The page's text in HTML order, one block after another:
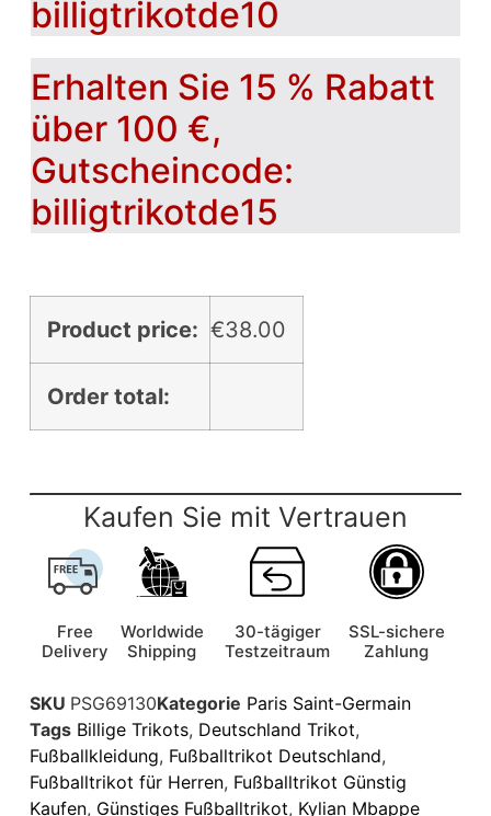
billigtrikotde10
Erhalten Sie 15 % Rabatt
über 100 €,
Gutscheincode:
billigtrikotde15
Product price: €38.00
Order total:
Kaufen Sie mit Vertrauen
Free
Delivery
Worldwide
Shipping
30-tägiger
Testzeitraum
SSL-sichere
Zahlung
SKU PSG69130Kategorie Paris Saint-Germain
Tags Billige Trikots, Deutschland Trikot,
Fußballkleidung, Fußballtrikot Deutschland,
Fußballtrikot für Herren, Fußballtrikot Günstig
Kaufen, Günstiges Fußballtrikot, Kylian Mbappe